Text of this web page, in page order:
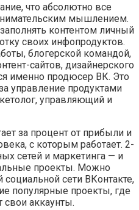
что абсолютно все
мышлением.
контентом личный
своих инфопродуктов.
блогерской командой,
сайтов, дизайнерского
именно продюсер ВК. Это
управление продуктами
управляющий и
за процент от прибыли и
с которым работает. 2-
сетей и маркетинга — и
проекты. Можно
социальной сети ВКонтакте,
популярные проекты, где
аккаунты.